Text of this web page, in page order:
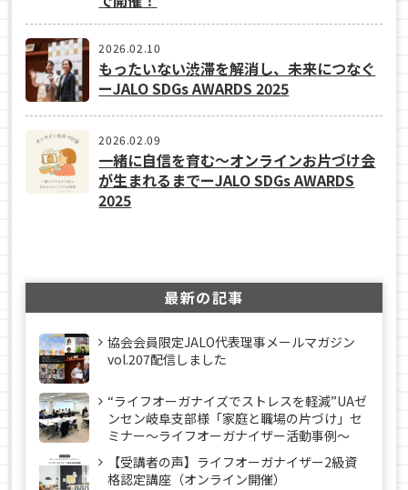
2026.02.10
もったいない渋滞を解消し、未来につなぐ
ーJALO SDGs AWARDS 2025
2026.02.09
一緒に自信を育む～オンラインお片づけ会
が生まれるまでーJALO SDGs AWARDS
2025
最新の記事
協会会員限定JALO代表理事メールマガジン
vol.207配信しました
“ライフオーガナイズでストレスを軽減”UAゼ
ンセン岐阜支部様「家庭と職場の片づけ」セ
ミナー～ライフオーガナイザー活動事例〜
【受講者の声】ライフオーガナイザー2級資
格認定講座（オンライン開催）